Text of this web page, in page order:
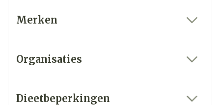
Merken
Organisaties
Dieetbeperkingen